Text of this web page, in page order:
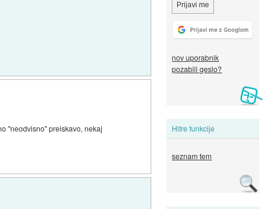
nov uporabnik
pozabili geslo?
Hitre funkcije
seznam tem
"neodvisno" preiskavo, nekaj